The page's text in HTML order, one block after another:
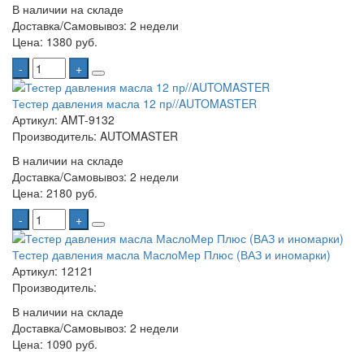
В наличии на складе
Доставка/Самовывоз: 2 недели
Цена: 1380 руб.
-
+
Тестер давления масла 12 пр//AUTOMASTER
Артикул: AMT-9132
Производитель: AUTOMASTER
В наличии на складе
Доставка/Самовывоз: 2 недели
Цена: 2180 руб.
-
+
Тестер давления масла МаслоМер Плюс (ВАЗ и иномарки)
Артикул: 12121
Производитель:
В наличии на складе
Доставка/Самовывоз: 2 недели
Цена: 1090 руб.